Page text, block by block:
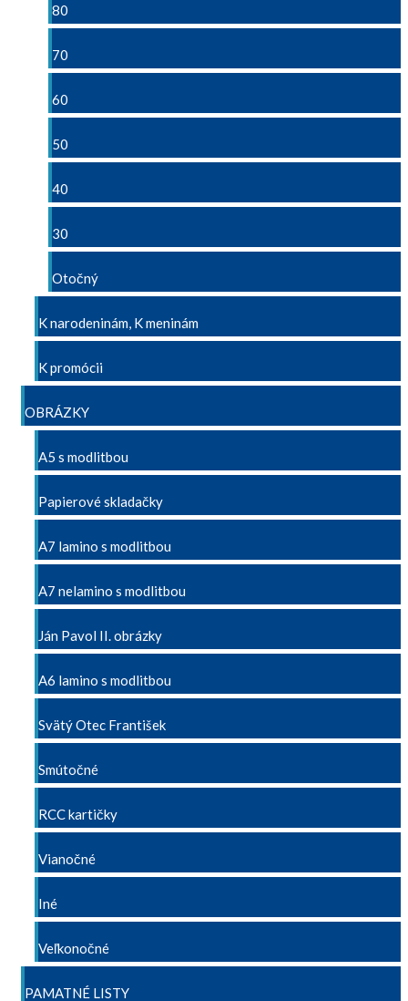
80
70
60
50
40
30
Otočný
K narodeninám, K meninám
K promócii
OBRÁZKY
A5 s modlitbou
Papierové skladačky
A7 lamino s modlitbou
A7 nelamino s modlitbou
Ján Pavol II. obrázky
A6 lamino s modlitbou
Svätý Otec František
Smútočné
RCC kartičky
Vianočné
Iné
Veľkonočné
PAMATNÉ LISTY